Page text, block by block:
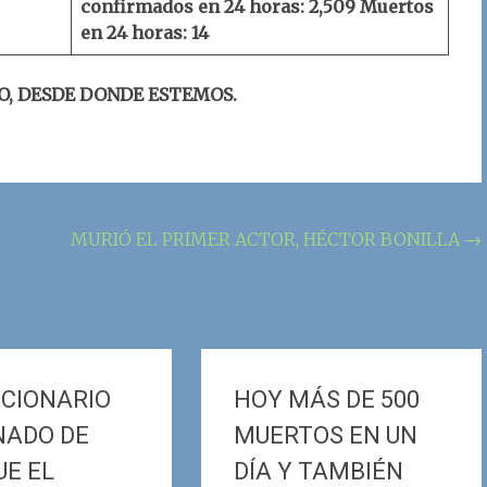
confirmados en 24 horas: 2,509 Muertos
en 24 horas: 14
DESDE DONDE ESTEMOS.
MURIÓ EL PRIMER ACTOR, HÉCTOR BONILLA →
DE
EL
HOY MÁS DE 500
MUERTOS EN UN
DÍA Y TAMBIÉN